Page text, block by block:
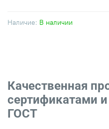
Наличие: В наличии
Качественная
сертификатами
ГОСТ